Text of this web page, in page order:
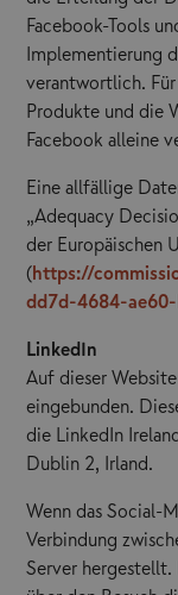
Facebook-Tools
Implementierung
verantwortlich.
Produkte und die
Facebook alleine
Eine allfällige
„Adequacy
der Europäischen
(https://
dd7d-4684-
LinkedIn
Auf dieser
eingebunden.
die LinkedIn
Dublin 2, Irland.
Wenn das Social-
Verbindung
Server